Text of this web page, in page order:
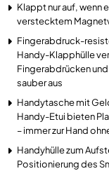
Klappt nur auf, wenn
verstecktem
Fingerabdruck-
Handy-Klapphülle
Fingerabdrücken
sauber aus
Handytasche mit
Handy-Etui bieten
– immer zur Hand
Handyhülle zum
Positionierung des